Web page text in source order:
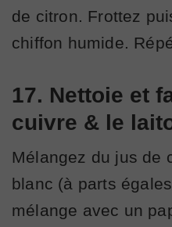
de citron. Frottez
chiffon humide.
17. Nettoie et
cuivre & le
Mélangez du jus de
blanc (à parts
mélange avec un